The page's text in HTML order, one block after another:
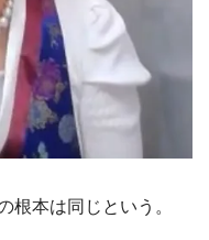
根本は同じという。